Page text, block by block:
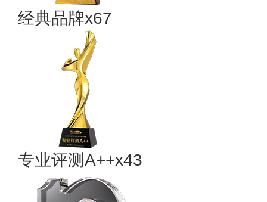
经典品牌x67
专业​评测A++x43